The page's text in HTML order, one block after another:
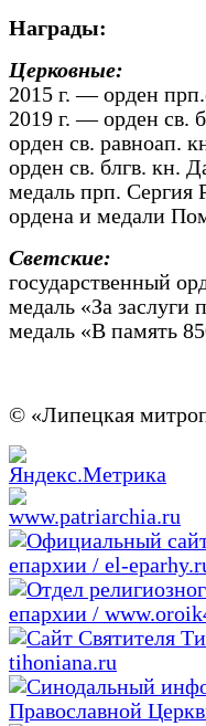
Награды:
Церковные:
2015 г. — орден
2019 г. — орден св.
орден св. равноап.
орден св. блгв. кн.
медаль прп. Сергия
ордена и медали
Светские:
государственный
медаль «За заслуги
медаль «В память
© «Липецкая